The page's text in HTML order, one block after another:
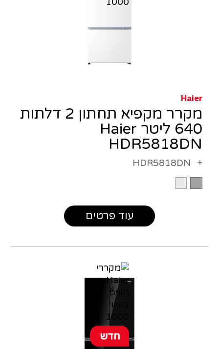
Haier
מקרר מקפיא תחתון 2 דלתות
640 ליטר Haier
HDR5818DN
HDR5818DN
עוד פרטים